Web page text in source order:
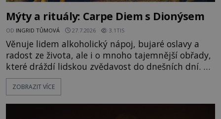
Mýty a rituály: Carpe Diem s Dionýsem
OD INGRID TŮMOVÁ 27.7.2026 3.1TIS
Věnuje lidem alkoholický nápoj, bujaré oslavy a
radost ze života, ale i o mnoho tajemnější obřady,
které dráždí lidskou zvědavost do dnešních dní. Co
doopravdy představuje bůh, jemuž Římané říkají
Bakchus? Mytologický příběh řeckého boha
ZOBRAZIT VÍCE